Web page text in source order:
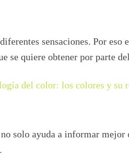
sensaciones. Por eso
se quiere obtener por parte
del color: los colores y su
solo ayuda a informar